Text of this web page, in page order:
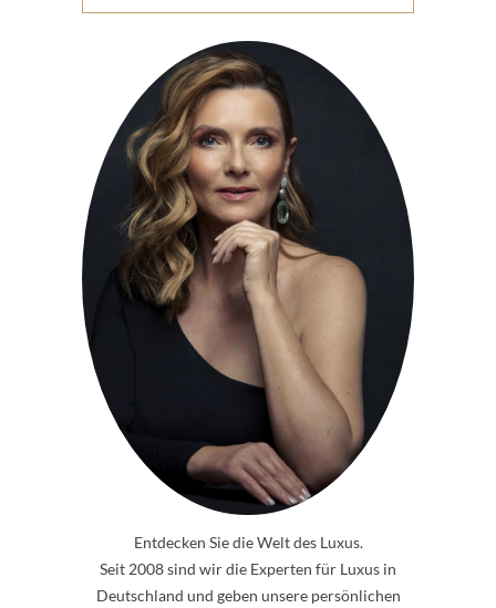
Entdecken Sie die Welt des Luxus.
Seit 2008 sind wir die Experten für Luxus in
Deutschland und geben unsere persönlichen